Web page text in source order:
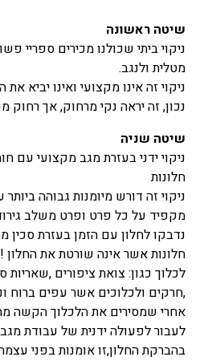
שיטה ראשונה
ניקוי ביתי שכולנו מכירים ספריי
מטלית ולנגב.
ניקוי זה אינו מקצועי ואינו יביא
נכון, זה יראה נקי מרחוק, אך רחוק
שיטה שניה
ניקוי ידני בעזרת מגב מקצועי עם
חלונות
ניקוי זה דורש מיומנות גבוהה
מקפיד על כל פרט ופרט משלב
נדבקו לחלון עם הזמן בעזרת סכין
חלונות אשר אינה שורטת את החלון !
לכלוך כגון: צואת ציפורים ,שאריות
,חרקים ולכלוכים אשר עפים ברוח
אחרי שמסירים את הלכלוך הקשה
לעבור לפעולה ידנית של עבודת
בהברקת החלון,זו אומנות בפני